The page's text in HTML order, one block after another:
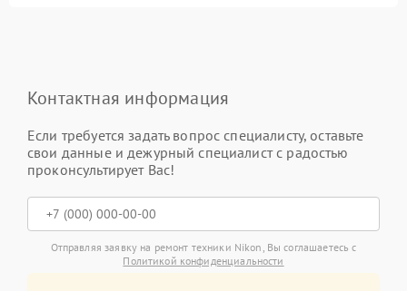
Контактная информация
Если требуется задать вопрос специалисту, оставьте
свои данные и дежурный специалист с радостью
проконсультирует Вас!
Отправляя заявку на ремонт техники Nikon, Вы соглашаетесь с
Политикой конфиденциальности